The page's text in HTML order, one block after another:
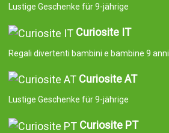
Lustige Geschenke für 9-jährige
Curiosite IT
Regali divertenti bambini e bambine 9 anni
Curiosite AT
Lustige Geschenke für 9-jährige
Curiosite PT